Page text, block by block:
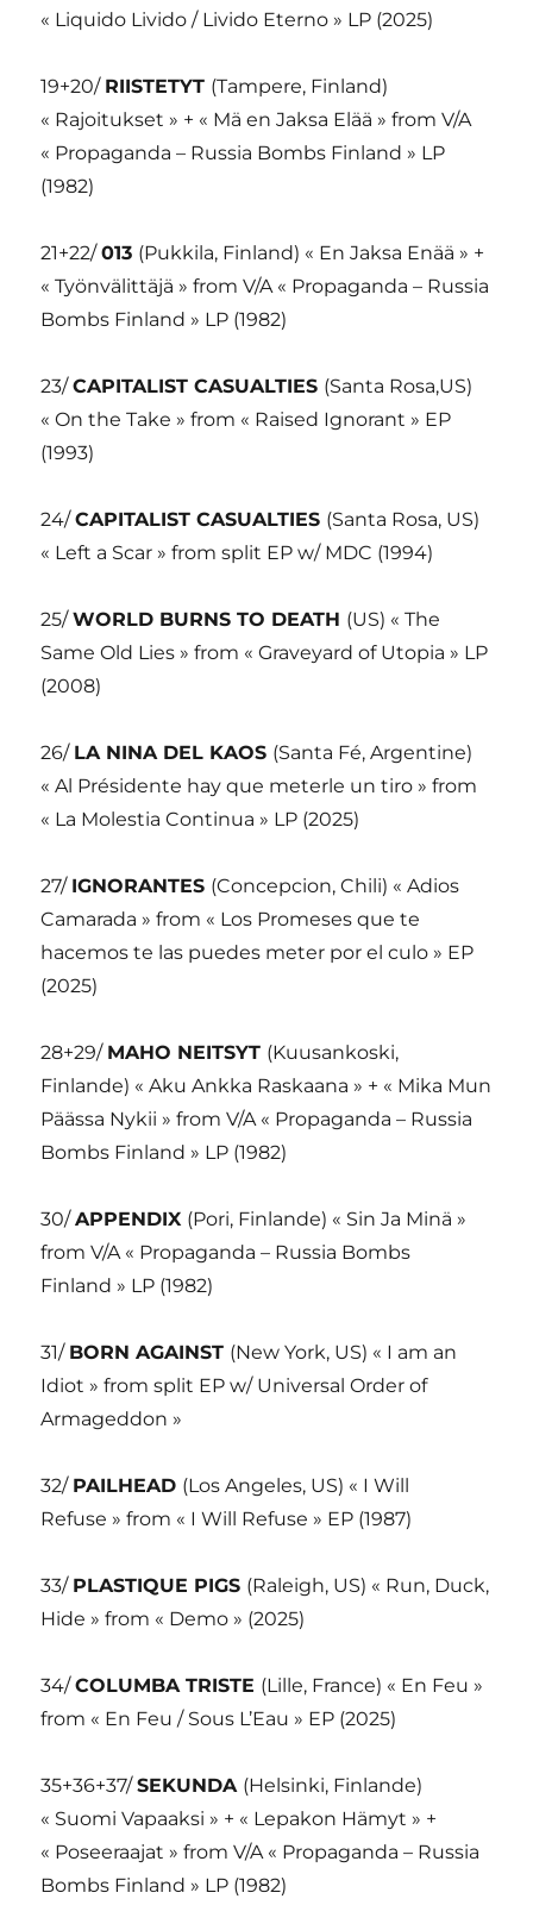
« Liquido Livido / Livido Eterno » LP (2025)
19+20/ RIISTETYT (Tampere, Finland)
« Rajoitukset » + « Mä en Jaksa Elää » from V/A
« Propaganda – Russia Bombs Finland » LP
(1982)
21+22/013 (Pukkila, Finland) « En Jaksa Enää » +
« Työnvälittäjä » from V/A « Propaganda – Russia
Bombs Finland » LP (1982)
23/CAPITALIST CASUALTIES (Santa Rosa,US)
« On the Take » from « Raised Ignorant » EP
(1993)
24/CAPITALIST CASUALTIES (Santa Rosa, US)
« Left a Scar » from split EP w/ MDC (1994)
25/WORLD BURNS TO DEATH (US) « The
Same Old Lies » from « Graveyard of Utopia » LP
(2008)
26/ LA NINA DEL KAOS (Santa Fé, Argentine)
« Al Présidente hay que meterle un tiro » from
« La Molestia Continua » LP (2025)
27/ IGNORANTES (Concepcion, Chili) « Adios
Camarada » from « Los Promeses que te
hacemos te las puedes meter por el culo » EP
(2025)
28+29/ MAHO NEITSYT (Kuusankoski,
Finlande) « Aku Ankka Raskaana » + « Mika Mun
Päässa Nykii » from V/A « Propaganda – Russia
Bombs Finland » LP (1982)
30/APPENDIX (Pori, Finlande) « Sin Ja Minä »
from V/A « Propaganda – Russia Bombs
Finland » LP (1982)
31/ BORN AGAINST (New York, US) « I am an
Idiot » from split EP w/ Universal Order of
Armageddon »
32/ PAILHEAD (Los Angeles, US) « I Will
Refuse » from « I Will Refuse » EP (1987)
33/ PLASTIQUE PIGS (Raleigh, US) « Run, Duck,
Hide » from « Demo » (2025)
34/COLUMBA TRISTE (Lille, France) « En Feu »
from « En Feu / Sous L’Eau » EP (2025)
35+36+37/SEKUNDA (Helsinki, Finlande)
« Suomi Vapaaksi » + « Lepakon Hämyt » +
« Poseeraajat » from V/A « Propaganda – Russia
Bombs Finland » LP (1982)